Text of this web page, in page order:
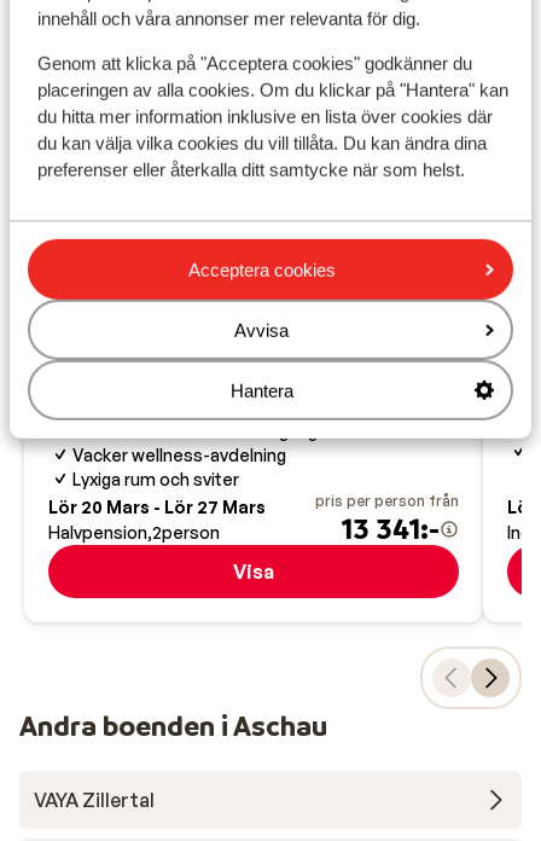
innehåll och våra annonser mer relevanta för dig.
Genom att klicka på "Acceptera cookies" godkänner du
placeringen av alla cookies. Om du klickar på "Hantera" kan
du hitta mer information inklusive en lista över cookies där
du kan välja vilka cookies du vill tillåta. Du kan ändra dina
preferenser eller återkalla ditt samtycke när som helst.
Acceptera cookies
Avvisa
Hantera
7.9 Bra
Aschau Hochzillertal Österrike
Vacker wellness-avdelning
Lyxiga rum och sviter
Lör 20 Mars - Lör 27 Mars
Halvpension 2person
pris per person från
13 341:-
Visa
Lör
Andra boenden i Aschau
VAYA Zillertal